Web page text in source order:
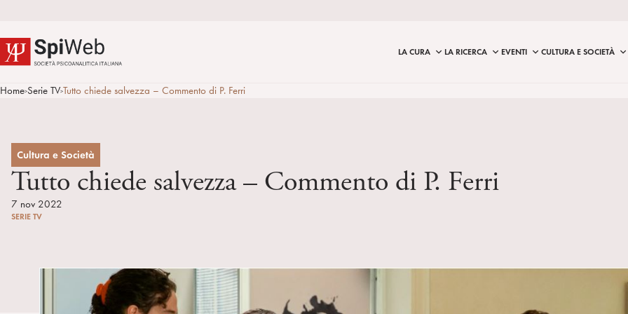
LA CURA LA RICERCA EVENTI CULTURA E SOCIETÀ
Home>Serie TV>Tutto chiede salvezza – Commento di P. Ferri
Cultura e Società
Tutto chiede salvezza – Commento di P. Ferri
7 nov 2022
SERIE TV